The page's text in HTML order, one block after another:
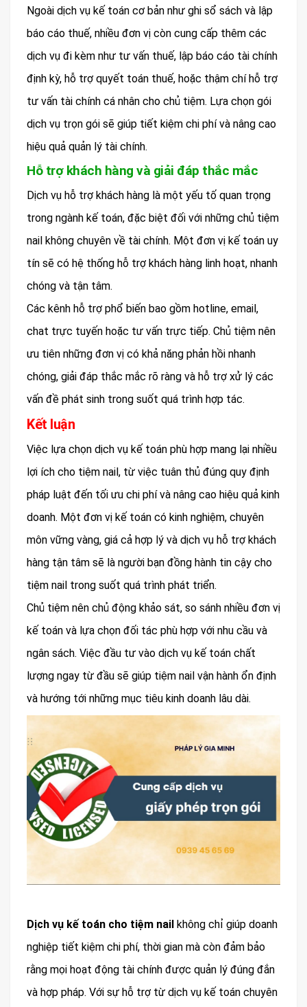
Ngoài dịch vụ kế toán cơ bản như ghi sổ sách và lập
báo cáo thuế, nhiều đơn vị còn cung cấp thêm các
dịch vụ đi kèm như tư vấn thuế, lập báo cáo tài chính
định kỳ, hỗ trợ quyết toán thuế, hoặc thậm chí hỗ trợ
tư vấn tài chính cá nhân cho chủ tiệm. Lựa chọn gói
dịch vụ trọn gói sẽ giúp tiết kiệm chi phí và nâng cao
hiệu quả quản lý tài chính.
Hỗ trợ khách hàng và giải đáp thắc mắc
Dịch vụ hỗ trợ khách hàng là một yếu tố quan trọng
trong ngành kế toán, đặc biệt đối với những chủ tiệm
nail không chuyên về tài chính. Một đơn vị kế toán uy
tín sẽ có hệ thống hỗ trợ khách hàng linh hoạt, nhanh
chóng và tận tâm.
Các kênh hỗ trợ phổ biến bao gồm hotline, email,
chat trực tuyến hoặc tư vấn trực tiếp. Chủ tiệm nên
ưu tiên những đơn vị có khả năng phản hồi nhanh
chóng, giải đáp thắc mắc rõ ràng và hỗ trợ xử lý các
vấn đề phát sinh trong suốt quá trình hợp tác.
Kết luận
Việc lựa chọn dịch vụ kế toán phù hợp mang lại nhiều
lợi ích cho tiệm nail, từ việc tuân thủ đúng quy định
pháp luật đến tối ưu chi phí và nâng cao hiệu quả kinh
doanh. Một đơn vị kế toán có kinh nghiệm, chuyên
môn vững vàng, giá cả hợp lý và dịch vụ hỗ trợ khách
hàng tận tâm sẽ là người bạn đồng hành tin cậy cho
tiệm nail trong suốt quá trình phát triển.
Chủ tiệm nên chủ động khảo sát, so sánh nhiều đơn vị
kế toán và lựa chọn đối tác phù hợp với nhu cầu và
ngân sách. Việc đầu tư vào dịch vụ kế toán chất
lượng ngay từ đầu sẽ giúp tiệm nail vận hành ổn định
và hướng tới những mục tiêu kinh doanh lâu dài.
Dịch vụ kế toán cho tiệm nail không chỉ giúp doanh
nghiệp tiết kiệm chi phí, thời gian mà còn đảm bảo
rằng mọi hoạt động tài chính được quản lý đúng đắn
và hợp pháp. Với sự hỗ trợ từ dịch vụ kế toán chuyên